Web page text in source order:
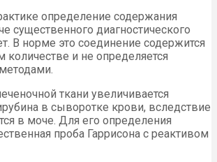
определение содержания
существенного диагностического
В норме это соединение содержится
количестве и не определяется
ткани увеличивается
в сыворотке крови, вследствие
в моче. Для его определения
проба Гаррисона с реактивом